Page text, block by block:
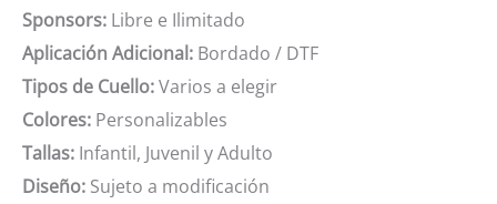
Sponsors: Libre e Ilimitado
Aplicación Adicional: Bordado / DTF
Tipos de Cuello:Varios a elegir
Colores: Personalizables
Tallas: Infantil, Juvenil y Adulto
Diseño: Sujeto a modificación